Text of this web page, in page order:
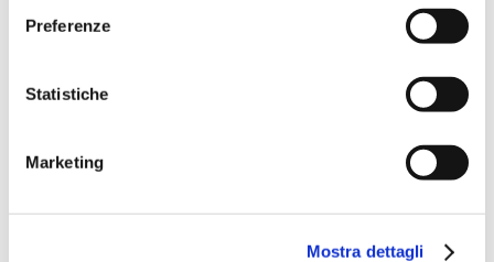
Preferenze
Statistiche
Marketing
Mostra dettagli